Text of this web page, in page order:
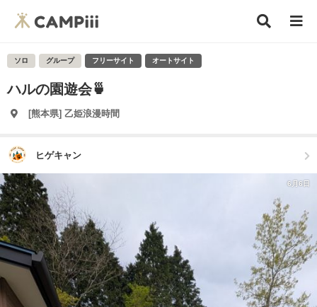
ソロ グループ フリーサイト オートサイト
ハルの園遊会🍵
[熊本県] 乙姫浪漫時間
ヒゲキャン
6月6日